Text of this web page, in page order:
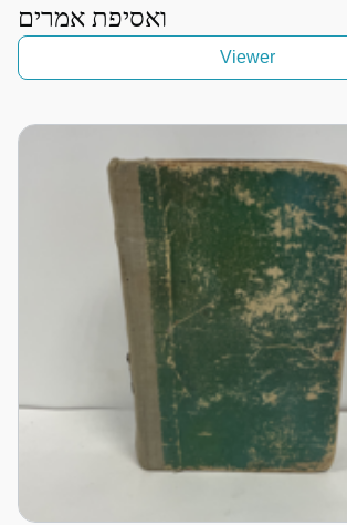
ואסיפת אמרים
Viewer